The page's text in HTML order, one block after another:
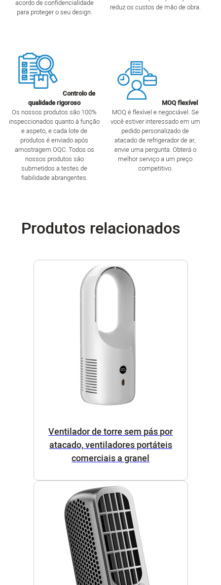
acordo de confidencialidade
para proteger o seu design.
reduz os custos de mão de obra.
Controlo de
qualidade rigoroso
Os nossos produtos são 100%
inspeccionados quanto à função
e aspeto, e cada lote de
produtos é enviado após
amostragem OQC. Todos os
nossos produtos são
submetidos a testes de
fiabilidade abrangentes.
MOQ flexível
MOQ é flexível e negociável. Se
você estiver interessado em um
pedido personalizado de
atacado de refrigerador de ar,
envie uma pergunta. Obterá o
melhor serviço a um preço
competitivo.
Produtos relacionados
Ventilador de torre sem pás por
atacado, ventiladores portáteis
comerciais a granel